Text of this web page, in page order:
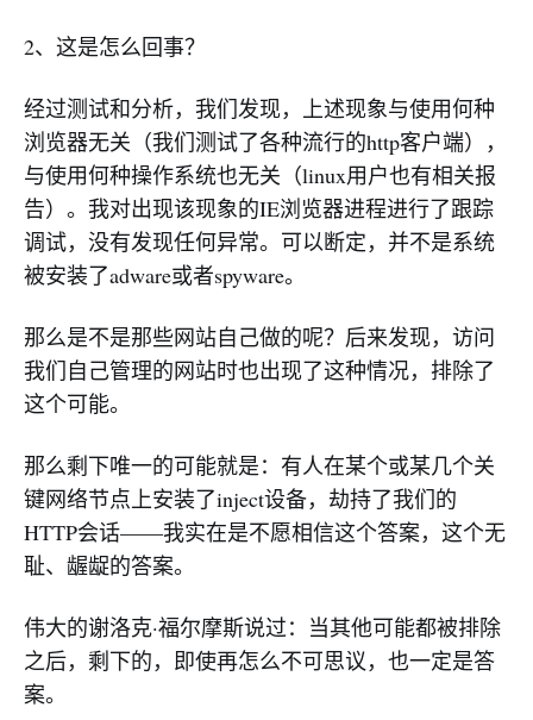
2、这是怎么回事？
经过测试和分析，我们发现，上述现象与使用何种
浏览器无关（我们测试了各种流行的http客户端），
与使用何种操作系统也无关（linux用户也有相关报
告）。我对出现该现象的IE浏览器进程进行了跟踪
调试，没有发现任何异常。可以断定，并不是系统
被安装了adware或者spyware。
那么是不是那些网站自己做的呢？后来发现，访问
我们自己管理的网站时也出现了这种情况，排除了
这个可能。
那么剩下唯一的可能就是：有人在某个或某几个关
键网络节点上安装了inject设备，劫持了我们的
HTTP会话——我实在是不愿相信这个答案，这个无
耻、龌龊的答案。
伟大的谢洛克·福尔摩斯说过：当其他可能都被排除
之后，剩下的，即使再怎么不可思议，也一定是答
案。